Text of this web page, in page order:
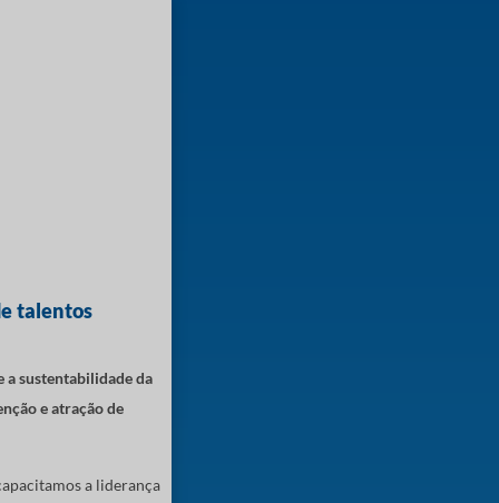
talentos
a sustentabilidade da
e atração de
a liderança